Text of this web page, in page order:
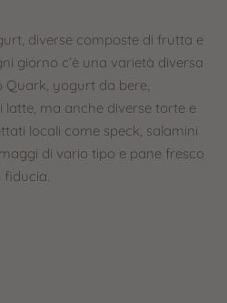
diverse composte di frutta e
giorno c’è una varietà diversa
yogurt da bere,
latte, ma anche diverse torte e
locali come speck, salamini
di vario tipo e pane fresco